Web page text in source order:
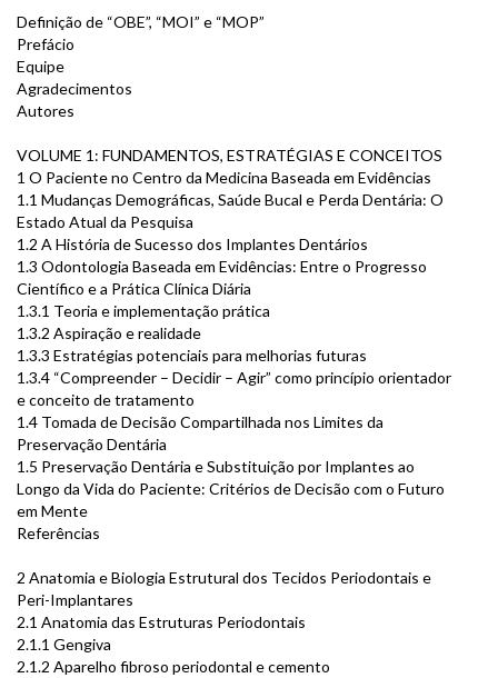
Definição de “OBE”, “MOI” e “MOP”
Prefácio
Equipe
Agradecimentos
Autores
VOLUME 1: FUNDAMENTOS, ESTRATÉGIAS E CONCEITOS
1 O Paciente no Centro da Medicina Baseada em Evidências
1.1 Mudanças Demográficas, Saúde Bucal e Perda Dentária: O
Estado Atual da Pesquisa
1.2 A História de Sucesso dos Implantes Dentários
1.3 Odontologia Baseada em Evidências: Entre o Progresso
Científico e a Prática Clínica Diária
1.3.1 Teoria e implementação prática
1.3.2 Aspiração e realidade
1.3.3 Estratégias potenciais para melhorias futuras
1.3.4 “Compreender – Decidir – Agir” como princípio orientador
e conceito de tratamento
1.4 Tomada de Decisão Compartilhada nos Limites da
Preservação Dentária
1.5 Preservação Dentária e Substituição por Implantes ao
Longo da Vida do Paciente: Critérios de Decisão com o Futuro
em Mente
Referências
2 Anatomia e Biologia Estrutural dos Tecidos Periodontais e
Peri-Implantares
2.1 Anatomia das Estruturas Periodontais
2.1.1 Gengiva
2.1.2 Aparelho fibroso periodontal e cemento